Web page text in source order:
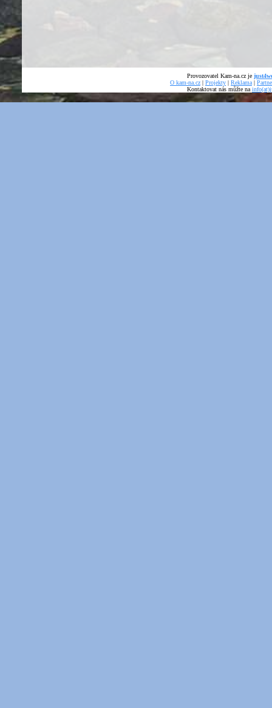
Provozovatel Kam-na.cz je
O kam-na.cz | Projekty | Reklama |
Kontaktovat nás můžte na